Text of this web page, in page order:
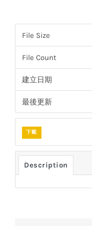
File Size
File Count
建立日期
最後更新
下載
Description